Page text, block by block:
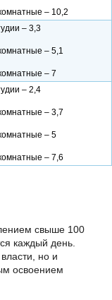
– 10,2
– 3,3
– 5,1
– 7
– 2,4
– 3,7
– 5
– 7,6
свыше 100
каждый день.
но и
освоением